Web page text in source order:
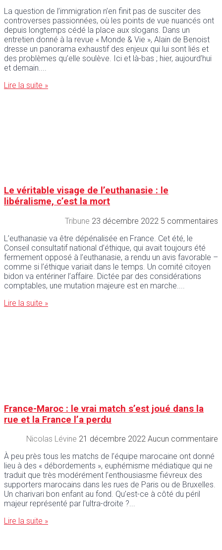
La question de l’immigration n’en finit pas de susciter des
controverses passionnées, où les points de vue nuancés ont
depuis longtemps cédé la place aux slogans. Dans un
entretien donné à la revue « Monde & Vie », Alain de Benoist
dresse un panorama exhaustif des enjeux qui lui sont liés et
des problèmes qu’elle soulève. Ici et là-bas ; hier, aujourd’hui
et demain.
Lire la suite »
Le véritable visage de l’euthanasie : le
libéralisme, c’est la mort
Tribune 23 décembre 2022 5 commentaires
L’euthanasie va être dépénalisée en France. Cet été, le
Conseil consultatif national d’éthique, qui avait toujours été
fermement opposé à l’euthanasie, a rendu un avis favorable –
comme si l’éthique variait dans le temps. Un comité citoyen
bidon va entériner l’affaire. Dictée par des considérations
comptables, une mutation majeure est en marche.
Lire la suite »
France-Maroc : le vrai match s’est joué dans la
rue et la France l’a perdu
Nicolas Lévine 21 décembre 2022 Aucun commentaire
À peu près tous les matchs de l’équipe marocaine ont donné
lieu à des « débordements », euphémisme médiatique qui ne
traduit que très modérément l’enthousiasme fiévreux des
supporters marocains dans les rues de Paris ou de Bruxelles.
Un charivari bon enfant au fond. Qu’est-ce à côté du péril
majeur représenté par l’ultra-droite ?
Lire la suite »